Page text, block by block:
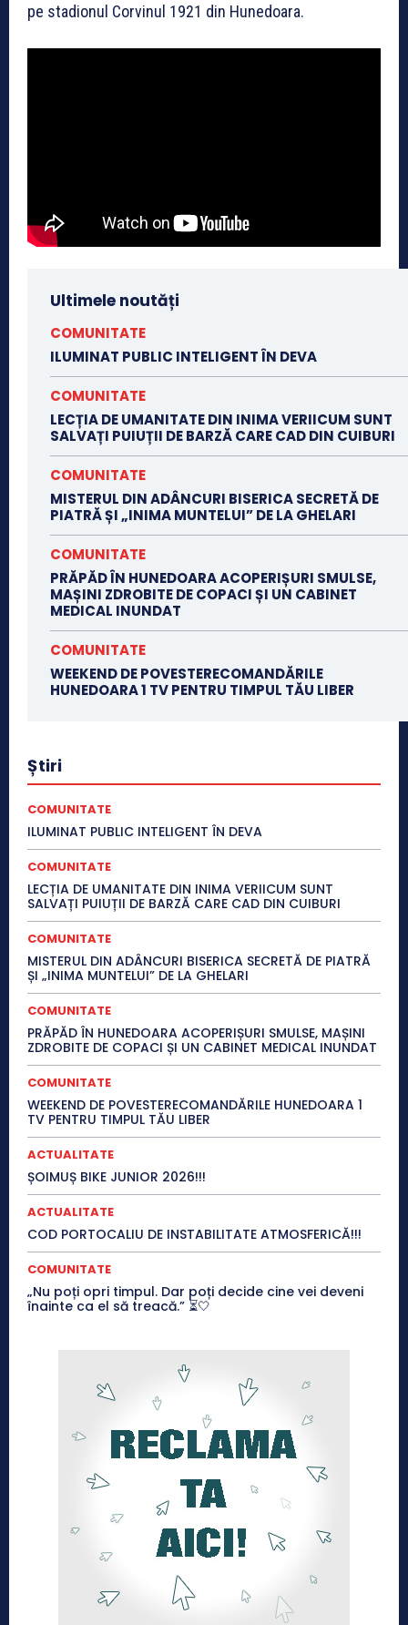
pe stadionul Corvinul 1921 din Hunedoara.
Ultimele noutăți
COMUNITATE
ILUMINAT PUBLIC INTELIGENT ÎN DEVA
COMUNITATE
LECȚIA DE UMANITATE DIN INIMA VERIICUM SUNT
SALVAȚI PUIUȚII DE BARZĂ CARE CAD DIN CUIBURI
COMUNITATE
MISTERUL DIN ADÂNCURI BISERICA SECRETĂ DE
PIATRĂ ȘI „INIMA MUNTELUI” DE LA GHELARI
COMUNITATE
PRĂPĂD ÎN HUNEDOARA ACOPERIȘURI SMULSE,
MAȘINI ZDROBITE DE COPACI ȘI UN CABINET
MEDICAL INUNDAT
COMUNITATE
WEEKEND DE POVESTERECOMANDĂRILE
HUNEDOARA 1 TV PENTRU TIMPUL TĂU LIBER
Știri
COMUNITATE
ILUMINAT PUBLIC INTELIGENT ÎN DEVA
COMUNITATE
LECȚIA DE UMANITATE DIN INIMA VERIICUM SUNT
SALVAȚI PUIUȚII DE BARZĂ CARE CAD DIN CUIBURI
COMUNITATE
MISTERUL DIN ADÂNCURI BISERICA SECRETĂ DE PIATRĂ
ȘI „INIMA MUNTELUI” DE LA GHELARI
COMUNITATE
PRĂPĂD ÎN HUNEDOARA ACOPERIȘURI SMULSE, MAȘINI
ZDROBITE DE COPACI ȘI UN CABINET MEDICAL INUNDAT
COMUNITATE
WEEKEND DE POVESTERECOMANDĂRILE HUNEDOARA 1
TV PENTRU TIMPUL TĂU LIBER
ACTUALITATE
ȘOIMUȘ BIKE JUNIOR 2026!!!
ACTUALITATE
COD PORTOCALIU DE INSTABILITATE ATMOSFERICĂ!!!
COMUNITATE
„Nu poți opri timpul. Dar poți decide cine vei deveni
înainte ca el să treacă.” ⏳🤍